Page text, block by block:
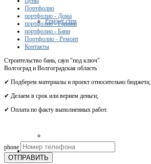
Ремонт стен
Дизайн
Портфолио
портфолио - Дома
портфолио - Гаражи
портфолио - Бани
Портфолио - Ремонт
Контакты
Строительство бань, саун "под ключ"
Волгоград и Волгоградская область
✔ Подберем материалы и проект относительно бюджета;
✔ Делаем в срок или вернем деньги;
✔ Оплата по факту выполненных работ.
phone
ОТПРАВИТЬ